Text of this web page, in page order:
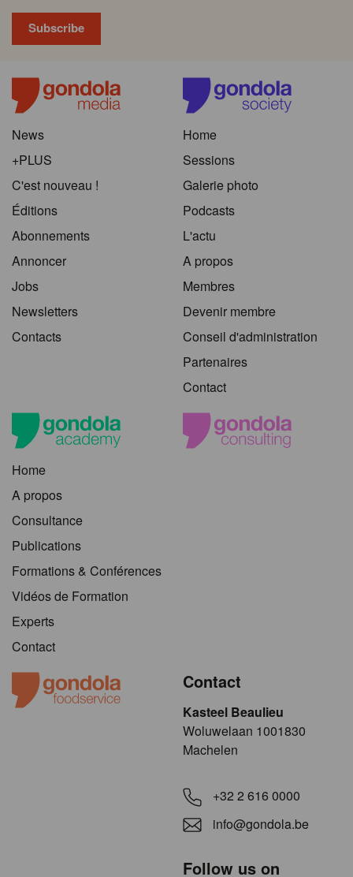
News
+PLUS
C'est nouveau !
Éditions
Abonnements
Annoncer
Jobs
Newsletters
Contacts
Home
Sessions
Galerie photo
Podcasts
L'actu
A propos
Membres
Devenir membre
Conseil d'administration
Partenaires
Contact
Home
A propos
Consultance
Publications
Formations & Conférences
Vidéos de Formation
Experts
Contact
Contact
Kasteel Beaulieu
​​​Woluwelaan 1001830
Machelen
+32 2 616 0000
info@gondola.be
Follow us on